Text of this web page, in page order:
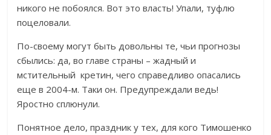
никого не побоялся. Вот это власть! Упали, туфлю
поцеловали.
По-своему могут быть довольны те, чьи прогнозы
сбылись: да, во главе страны – жадный и
мстительный кретин, чего справедливо опасались
еще в 2004-м. Таки он. Предупреждали ведь!
Яростно сплюнули.
Понятное дело, праздник у тех, для кого Тимошенко